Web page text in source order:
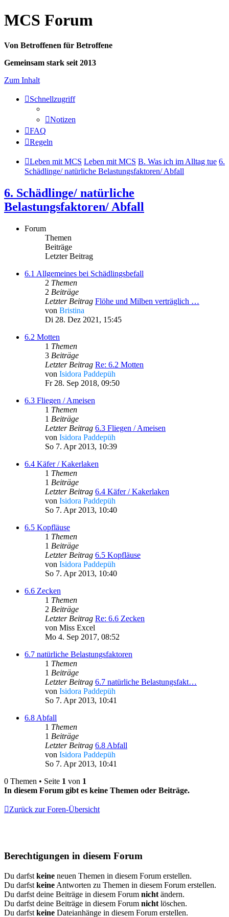
MCS Forum
Von Betroffenen für Betroffene
Gemeinsam stark seit 2013
Zum Inhalt
Schnellzugriff
Notizen
FAQ
Regeln
Leben mit MCS Leben mit MCS B. Was ich im Alltag tue 6.
Schädlinge/ natürliche Belastungsfaktoren/ Abfall
6. Schädlinge/ natürliche
Belastungsfaktoren/ Abfall
Forum
Themen
Beiträge
Letzter Beitrag
6.1 Allgemeines bei Schädlingsbefall
2 Themen
2 Beiträge
Letzter Beitrag Flöhe und Milben verträglich …
von Bristina
Di 28. Dez 2021, 15:45
6.2 Motten
1 Themen
3 Beiträge
Letzter Beitrag Re: 6.2 Motten
von Isidora Paddepüh
Fr 28. Sep 2018, 09:50
6.3 Fliegen / Ameisen
1 Themen
1 Beiträge
Letzter Beitrag 6.3 Fliegen / Ameisen
von Isidora Paddepüh
So 7. Apr 2013, 10:39
6.4 Käfer / Kakerlaken
1 Themen
1 Beiträge
Letzter Beitrag 6.4 Käfer / Kakerlaken
von Isidora Paddepüh
So 7. Apr 2013, 10:40
6.5 Kopfläuse
1 Themen
1 Beiträge
Letzter Beitrag 6.5 Kopfläuse
von Isidora Paddepüh
So 7. Apr 2013, 10:40
6.6 Zecken
1 Themen
2 Beiträge
Letzter Beitrag Re: 6.6 Zecken
von Miss Excel
Mo 4. Sep 2017, 08:52
6.7 natürliche Belastungsfaktoren
1 Themen
1 Beiträge
Letzter Beitrag 6.7 natürliche Belastungsfakt…
von Isidora Paddepüh
So 7. Apr 2013, 10:41
6.8 Abfall
1 Themen
1 Beiträge
Letzter Beitrag 6.8 Abfall
von Isidora Paddepüh
So 7. Apr 2013, 10:41
0 Themen • Seite 1 von 1
In diesem Forum gibt es keine Themen oder Beiträge.
Zurück zur Foren-Übersicht
Berechtigungen in diesem Forum
Du darfst keine neuen Themen in diesem Forum erstellen.
Du darfst keine Antworten zu Themen in diesem Forum erstellen.
Du darfst deine Beiträge in diesem Forum nicht ändern.
Du darfst deine Beiträge in diesem Forum nicht löschen.
Du darfst keine Dateianhänge in diesem Forum erstellen.